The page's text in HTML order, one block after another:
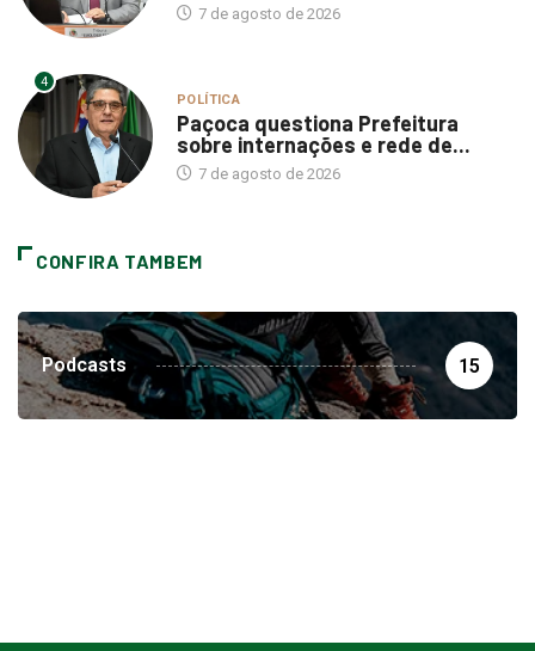
7 de agosto de 2026
4
POLÍTICA
Paçoca questiona Prefeitura
sobre internações e rede de...
7 de agosto de 2026
CONFIRA TAMBEM
Podcasts 15